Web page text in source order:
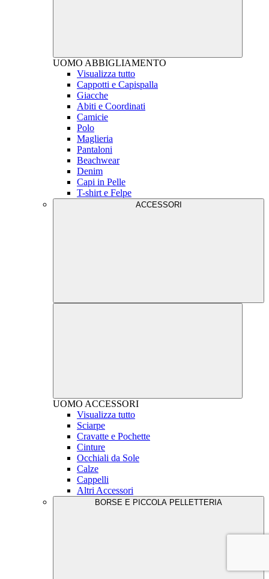
UOMO ABBIGLIAMENTO
Visualizza tutto
Cappotti e Capispalla
Giacche
Abiti e Coordinati
Camicie
Polo
Maglieria
Pantaloni
Beachwear
Denim
Capi in Pelle
T-shirt e Felpe
ACCESSORI
UOMO ACCESSORI
Visualizza tutto
Sciarpe
Cravatte e Pochette
Cinture
Occhiali da Sole
Calze
Cappelli
Altri Accessori
BORSE E PICCOLA PELLETTERIA